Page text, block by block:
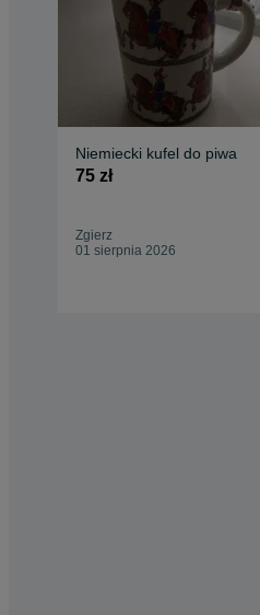
Niemiecki kufel do piwa
75 zł
Zgierz
01 sierpnia 2026